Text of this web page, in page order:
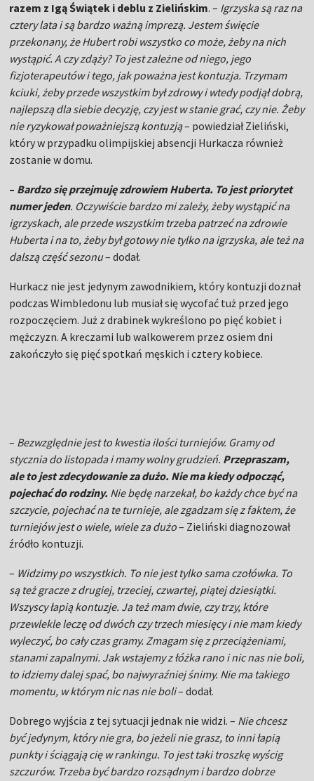
razem z Igą Świątek i deblu z Zielińskim. – Igrzyska są raz na
cztery lata i są bardzo ważną imprezą. Jestem święcie
przekonany, że Hubert robi wszystko co może, żeby na nich
wystąpić. A czy zdąży? To jest zależne od niego, jego
fizjoterapeutów i tego, jak poważna jest kontuzja. Trzymam
kciuki, żeby przede wszystkim był zdrowy i wtedy podjął dobrą,
najlepszą dla siebie decyzję, czy jest w stanie grać, czy nie. Żeby
nie ryzykował poważniejszą kontuzją– powiedział Zieliński,
który w przypadku olimpijskiej absencji Hurkacza również
zostanie w domu.
– Bardzo się przejmuję zdrowiem Huberta. To jest priorytet
numer jeden. Oczywiście bardzo mi zależy, żeby wystąpić na
igrzyskach, ale przede wszystkim trzeba patrzeć na zdrowie
Huberta i na to, żeby był gotowy nie tylko na igrzyska, ale też na
dalszą część sezonu– dodał.
Hurkacz nie jest jedynym zawodnikiem, który kontuzji doznał
podczas Wimbledonu lub musiał się wycofać tuż przed jego
rozpoczęciem. Już z drabinek wykreślono po pięć kobiet i
mężczyzn. A kreczami lub walkowerem przez osiem dni
zakończyło się pięć spotkań męskich i cztery kobiece.
– Bezwzględnie jest to kwestia ilości turniejów. Gramy od
stycznia do listopada i mamy wolny grudzień. Przepraszam,
ale to jest zdecydowanie za dużo. Nie ma kiedy odpocząć,
pojechać do rodziny. Nie będę narzekał, bo każdy chce być na
szczycie, pojechać na te turnieje, ale zgadzam się z faktem, że
turniejów jest o wiele, wiele za dużo– Zieliński diagnozował
źródło kontuzji.
– Widzimy po wszystkich. To nie jest tylko sama czołówka. To
są też gracze z drugiej, trzeciej, czwartej, piątej dziesiątki.
Wszyscy łapią kontuzje. Ja też mam dwie, czy trzy, które
przewlekle leczę od dwóch czy trzech miesięcy i nie mam kiedy
wyleczyć, bo cały czas gramy. Zmagam się z przeciążeniami,
stanami zapalnymi. Jak wstajemy z łóżka rano i nic nas nie boli,
to idziemy dalej spać, bo najwyraźniej śnimy. Nie ma takiego
momentu, w którym nic nas nie boli– dodał.
Dobrego wyjścia z tej sytuacji jednak nie widzi. – Nie chcesz
być jedynym, który nie gra, bo jeżeli nie grasz, to inni łapią
punkty i ściągają cię w rankingu. To jest taki troszkę wyścig
szczurów. Trzeba być bardzo rozsądnym i bardzo dobrze